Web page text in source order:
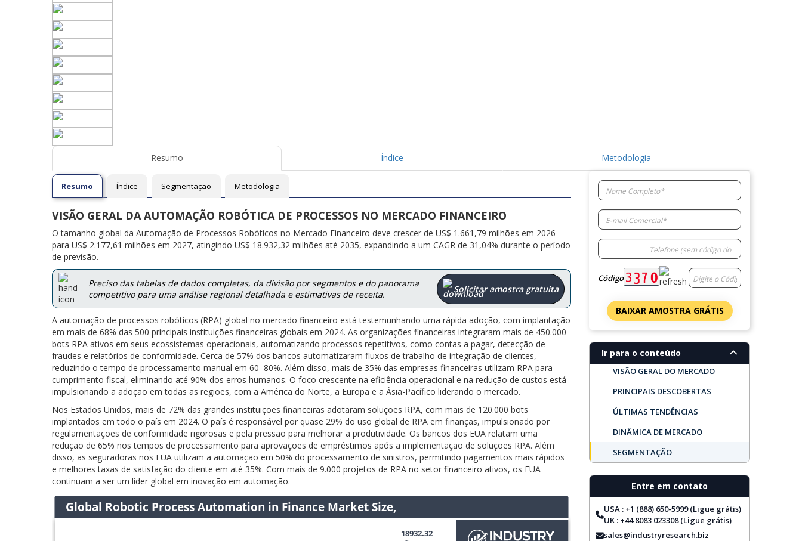
Resumo Índice Metodologia
Resumo Índice Segmentação Metodologia
VISÃO GERAL DA AUTOMAÇÃO ROBÓTICA DE PROCESSOS NO MERCADO FINANCEIRO
O tamanho global da Automação de Processos Robóticos no Mercado Financeiro deve crescer de US$ 1.661,79 milhões em 2026
para US$ 2.177,61 milhões em 2027, atingindo US$ 18.932,32 milhões até 2035, expandindo a um CAGR de 31,04% durante o período
de previsão.
Preciso das tabelas de dados completas, da divisão por segmentos e do panorama
competitivo para uma análise regional detalhada e estimativas de receita.
Solicitar amostra gratuita
A automação de processos robóticos (RPA) global no mercado financeiro está testemunhando uma rápida adoção, com implantação
em mais de 68% das 500 principais instituições financeiras globais em 2024. As organizações financeiras integraram mais de 450.000
bots RPA ativos em seus ecossistemas operacionais, automatizando processos repetitivos, como contas a pagar, detecção de
fraudes e relatórios de conformidade. Cerca de 57% dos bancos automatizaram fluxos de trabalho de integração de clientes,
reduzindo o tempo de processamento manual em 60–80%. Além disso, mais de 35% das empresas financeiras utilizam RPA para
cumprimento fiscal, eliminando até 90% dos erros humanos. O foco crescente na eficiência operacional e na redução de custos está
impulsionando a adoção em todas as regiões, com a América do Norte, a Europa e a Ásia-Pacífico liderando o mercado.
Nos Estados Unidos, mais de 72% das grandes instituições financeiras adotaram soluções RPA, com mais de 120.000 bots
implantados em todo o país em 2024. O país é responsável por quase 29% do uso global de RPA em finanças, impulsionado por
regulamentações de conformidade rigorosas e pela pressão para melhorar a produtividade. Os bancos dos EUA relatam uma
redução de 65% nos tempos de processamento para aprovações de empréstimos após a implementação de soluções RPA. Além
disso, as seguradoras nos EUA utilizam a automação em 50% do processamento de sinistros, permitindo pagamentos mais rápidos
e melhores taxas de satisfação do cliente em até 35%. Com mais de 9.000 projetos de RPA no setor financeiro ativos, os EUA
continuam a ser um líder global em inovação em automação.
Código
BAIXAR AMOSTRA GRÁTIS
Ir para o conteúdo
VISÃO GERAL DO MERCADO
PRINCIPAIS DESCOBERTAS
ÚLTIMAS TENDÊNCIAS
DINÂMICA DE MERCADO
SEGMENTAÇÃO
PERSPECTIVA REGIONAL
PRINCIPAIS EMPRESAS
COBERTURA DO RELATÓRIO
PERGUNTAS FREQUENTES
Entre em contato
USA : +1 (888) 650-5999 (Ligue grátis)
UK : +44 8083 023308 (Ligue grátis)
sales@industryresearch.biz